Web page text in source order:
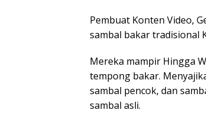
Pembuat Konten Video,
sambal bakar tradisional
Mereka mampir Hingga
tempong bakar.
sambal pencok, dan
sambal asli.